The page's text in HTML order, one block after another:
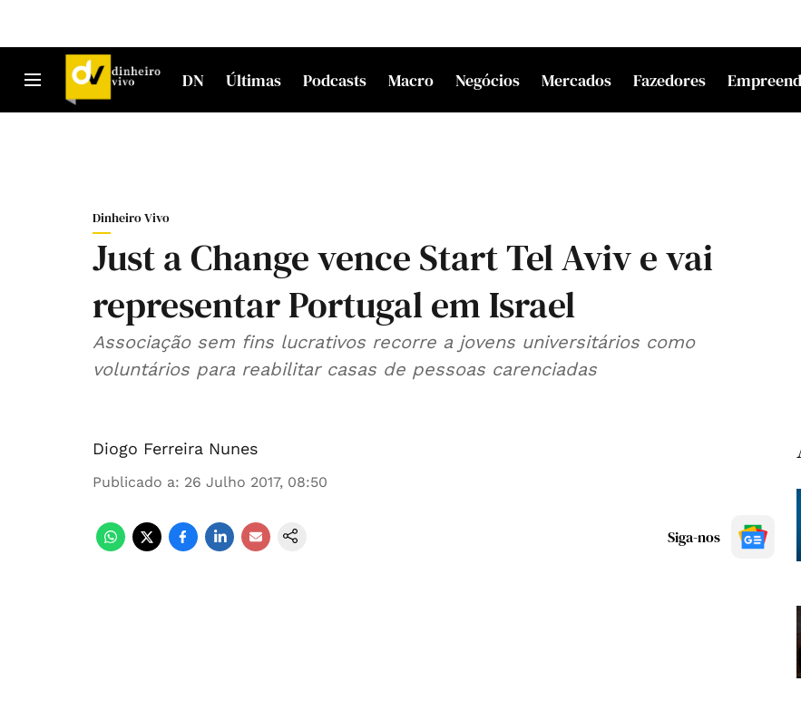
DN Últimas Podcasts Macro Negócios Mercados Fazedores
Dinheiro Vivo
Just a Change vence Start Tel Aviv e vai
representar Portugal em Israel
Associação sem fins lucrativos recorre a jovens universitários como
voluntários para reabilitar casas de pessoas carenciadas
Diogo Ferreira Nunes
Publicado a: 26 Julho 2017, 08:50
Siga-nos